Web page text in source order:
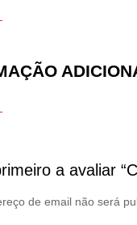
a avaliar
de email não será